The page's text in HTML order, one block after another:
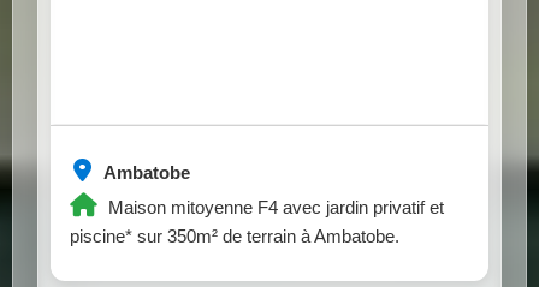
Ambatobe
Maison mitoyenne F4 avec jardin privatif et
piscine* sur 350m² de terrain à Ambatobe.